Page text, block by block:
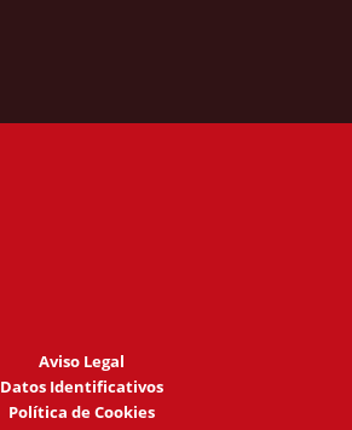
Aviso Legal
Datos Identificativos
Política de Cookies